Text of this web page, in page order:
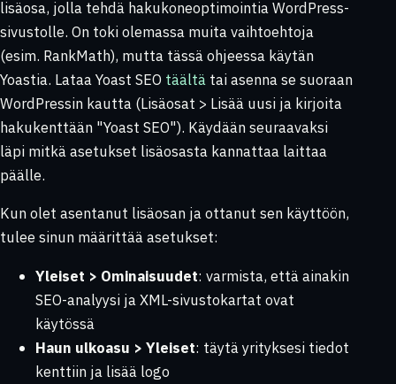
lisäosa, jolla tehdä hakukoneoptimointia WordPress-
sivustolle. On toki olemassa muita vaihtoehtoja
(esim. RankMath), mutta tässä ohjeessa käytän
Yoastia. Lataa Yoast SEO täältä tai asenna se suoraan
WordPressin kautta (Lisäosat > Lisää uusi ja kirjoita
hakukenttään "Yoast SEO"). Käydään seuraavaksi
läpi mitkä asetukset lisäosasta kannattaa laittaa
päälle.
Kun olet asentanut lisäosan ja ottanut sen käyttöön,
tulee sinun määrittää asetukset:
Yleiset > Ominaisuudet: varmista, että ainakin
SEO-analyysi jaXML-sivustokartat ovat
käytössä
Haun ulkoasu > Yleiset: täytä yrityksesi tiedot
kenttiin ja lisää logo